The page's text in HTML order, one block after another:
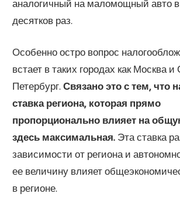
аналогичный на маломощный авто в
десятков раз.
Особенно остро вопрос
встает в таких городах как Москва и
Петербург.Связано это с тем, что
ставка региона, которая прямо
пропорционально влияет на
здесь максимальная. Эта ставка
зависимости от региона и
ее величину влияет
в регионе.